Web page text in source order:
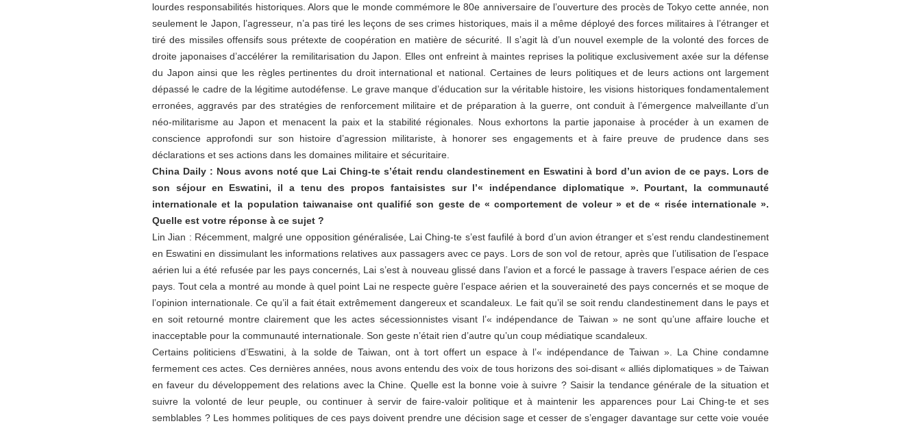
lourdes responsabilités historiques. Alors que le monde commémore le 80e anniversaire de l’ouverture des procès de Tokyo cette année, non
seulement le Japon, l’agresseur, n’a pas tiré les leçons de ses crimes historiques, mais il a même déployé des forces militaires à l’étranger et
tiré des missiles offensifs sous prétexte de coopération en matière de sécurité. Il s’agit là d’un nouvel exemple de la volonté des forces de
droite japonaises d’accélérer la remilitarisation du Japon. Elles ont enfreint à maintes reprises la politique exclusivement axée sur la défense
du Japon ainsi que les règles pertinentes du droit international et national. Certaines de leurs politiques et de leurs actions ont largement
dépassé le cadre de la légitime autodéfense. Le grave manque d’éducation sur la véritable histoire, les visions historiques fondamentalement
erronées, aggravés par des stratégies de renforcement militaire et de préparation à la guerre, ont conduit à l’émergence malveillante d’un
néo-militarisme au Japon et menacent la paix et la stabilité régionales. Nous exhortons la partie japonaise à procéder à un examen de
conscience approfondi sur son histoire d’agression militariste, à honorer ses engagements et à faire preuve de prudence dans ses
déclarations et ses actions dans les domaines militaire et sécuritaire.
China Daily : Nous avons noté que Lai Ching-te s’était rendu clandestinement en Eswatini à bord d’un avion de ce pays. Lors de
son séjour en Eswatini, il a tenu des propos fantaisistes sur l’« indépendance diplomatique ». Pourtant, la communauté
internationale et la population taiwanaise ont qualifié son geste de « comportement de voleur » et de « risée internationale ».
Quelle est votre réponse à ce sujet ?
Lin Jian : Récemment, malgré une opposition généralisée, Lai Ching-te s’est faufilé à bord d’un avion étranger et s’est rendu clandestinement
en Eswatini en dissimulant les informations relatives aux passagers avec ce pays. Lors de son vol de retour, après que l’utilisation de l’espace
aérien lui a été refusée par les pays concernés, Lai s’est à nouveau glissé dans l’avion et a forcé le passage à travers l’espace aérien de ces
pays. Tout cela a montré au monde à quel point Lai ne respecte guère l’espace aérien et la souveraineté des pays concernés et se moque de
l’opinion internationale. Ce qu’il a fait était extrêmement dangereux et scandaleux. Le fait qu’il se soit rendu clandestinement dans le pays et
en soit retourné montre clairement que les actes sécessionnistes visant l’« indépendance de Taiwan » ne sont qu’une affaire louche et
inacceptable pour la communauté internationale. Son geste n’était rien d’autre qu’un coup médiatique scandaleux.
Certains politiciens d’Eswatini, à la solde de Taiwan, ont à tort offert un espace à l’« indépendance de Taiwan ». La Chine condamne
fermement ces actes. Ces dernières années, nous avons entendu des voix de tous horizons des soi-disant « alliés diplomatiques » de Taiwan
en faveur du développement des relations avec la Chine. Quelle est la bonne voie à suivre ? Saisir la tendance générale de la situation et
suivre la volonté de leur peuple, ou continuer à servir de faire-valoir politique et à maintenir les apparences pour Lai Ching-te et ses
semblables ? Les hommes politiques de ces pays doivent prendre une décision sage et cesser de s’engager davantage sur cette voie vouée